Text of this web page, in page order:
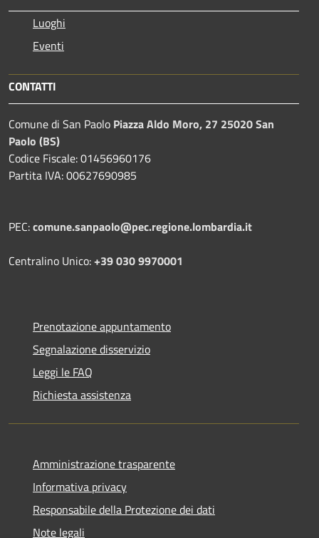
Luoghi
Eventi
CONTATTI
Comune di San Paolo Piazza Aldo Moro, 27 25020 San
Paolo (BS)
Codice Fiscale: 01456960176
Partita IVA: 00627690985
PEC:comune.sanpaolo@pec.regione.lombardia.it
Centralino Unico:+39 030 9970001
Prenotazione appuntamento
Segnalazione disservizio
Leggi le FAQ
Richiesta assistenza
Amministrazione trasparente
Informativa privacy
Responsabile della Protezione dei dati
Note legali